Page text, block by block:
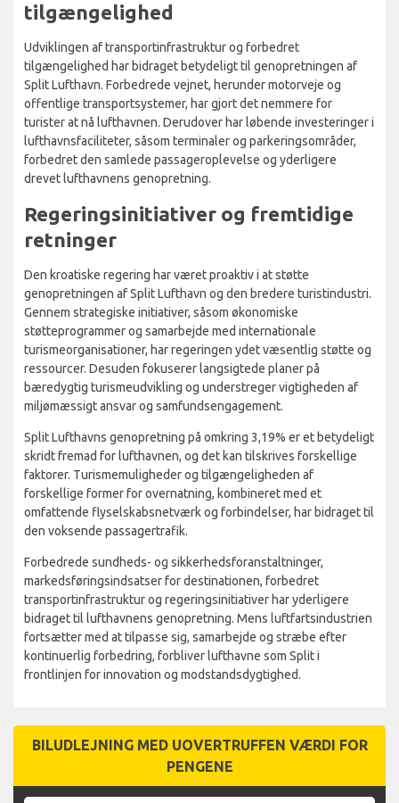
tilgængelighed
Udviklingen af transportinfrastruktur og forbedret
tilgængelighed har bidraget betydeligt til genopretningen af
Split Lufthavn. Forbedrede vejnet, herunder motorveje og
offentlige transportsystemer, har gjort det nemmere for
turister at nå lufthavnen. Derudover har løbende investeringer i
lufthavnsfaciliteter, såsom terminaler og parkeringsområder,
forbedret den samlede passageroplevelse og yderligere
drevet lufthavnens genopretning.
Regeringsinitiativer og fremtidige
retninger
Den kroatiske regering har været proaktiv i at støtte
genopretningen af Split Lufthavn og den bredere turistindustri.
Gennem strategiske initiativer, såsom økonomiske
støtteprogrammer og samarbejde med internationale
turismeorganisationer, har regeringen ydet væsentlig støtte og
ressourcer. Desuden fokuserer langsigtede planer på
bæredygtig turismeudvikling og understreger vigtigheden af
miljømæssigt ansvar og samfundsengagement.
Split Lufthavns genopretning på omkring 3,19% er et betydeligt
skridt fremad for lufthavnen, og det kan tilskrives forskellige
faktorer. Turismemuligheder og tilgængeligheden af
forskellige former for overnatning, kombineret med et
omfattende flyselskabsnetværk og forbindelser, har bidraget til
den voksende passagertrafik.
Forbedrede sundheds- og sikkerhedsforanstaltninger,
markedsføringsindsatser for destinationen, forbedret
transportinfrastruktur og regeringsinitiativer har yderligere
bidraget til lufthavnens genopretning. Mens luftfartsindustrien
fortsætter med at tilpasse sig, samarbejde og stræbe efter
kontinuerlig forbedring, forbliver lufthavne som Split i
frontlinjen for innovation og modstandsdygtighed.
BILUDLEJNING MED UOVERTRUFFEN VÆRDI FOR
PENGENE